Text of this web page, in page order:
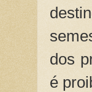
dos
é